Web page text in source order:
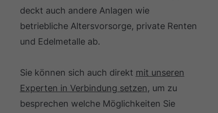
deckt auch andere Anlagen wie
betriebliche Altersvorsorge, private Renten
und Edelmetalle ab.
Sie können sich auch direkt mit unseren
Experten in Verbindung setzen, um zu
besprechen welche Möglichkeiten Sie